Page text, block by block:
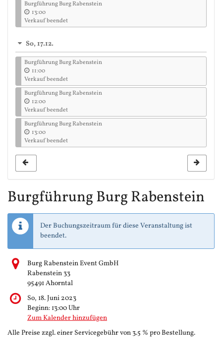
Burgführung Burg Rabenstein
13:00
Verkauf beendet
So, 17.12.
Burgführung Burg Rabenstein
11:00
Verkauf beendet
Burgführung Burg Rabenstein
12:00
Verkauf beendet
Burgführung Burg Rabenstein
13:00
Verkauf beendet
Burgführung Burg Rabenstein
Der Buchungszeitraum für diese Veranstaltung ist
beendet.
Burg Rabenstein Event GmbH
Rabenstein 33
95491 Ahorntal
So, 18. Juni 2023
Beginn: 13:00Uhr
Zum Kalender hinzufügen
Alle Preise zzgl. einer Servicegebühr von 3.5 % pro Bestellung.